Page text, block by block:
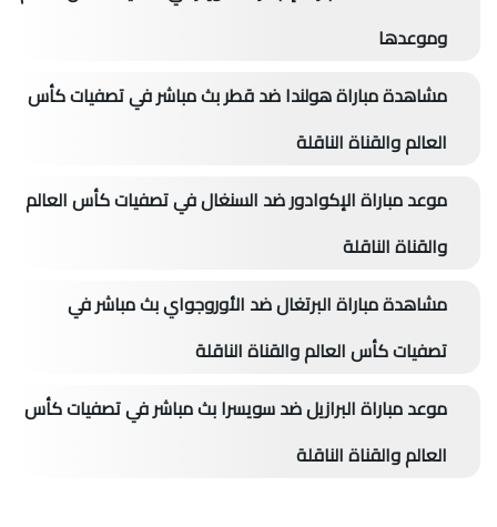
وموعدها
مشاهدة مباراة هولندا ضد قطر بث مباشر في تصفيات كأس
العالم والقناة الناقلة
موعد مباراة الإكوادور ضد السنغال في تصفيات كأس العالم
والقناة الناقلة
مشاهدة مباراة البرتغال ضد الأوروجواي بث مباشر في
تصفيات كأس العالم والقناة الناقلة
موعد مباراة البرازيل ضد سويسرا بث مباشر في تصفيات كأس
العالم والقناة الناقلة